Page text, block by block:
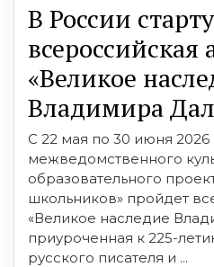
В России
всероссийская
«Великое
Владимира
С 22 мая по 30 июня 2026
межведомственного
образовательного
школьников» пройдет
«Великое наследие
приуроченная к 225-
русского писателя и ...